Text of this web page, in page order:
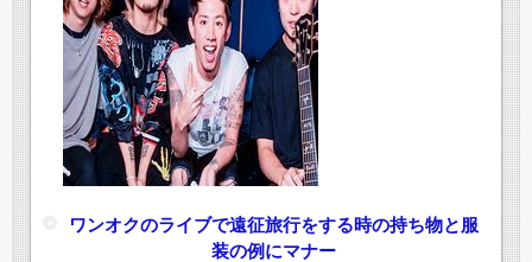
ワンオクのライブで遠征旅行をする時の持ち物と服
装の例にマナー